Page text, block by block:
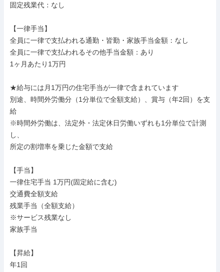
固定残業代：なし
【一律手当】
全員に一律で支払われる通勤・皆勤・家族手当金額：なし
全員に一律で支払われるその他手当金額：あり
1ヶ月あたり1万円
★給与には月1万円の住宅手当が一律で含まれています
別途、時間外労働分（1分単位で全額支給）、賞与（年2回）を支
給
※時間外労働は、法定外・法定休日労働いずれも1分単位で計測
し、
所定の割増率を乗じた金額で支給
【手当】
一律住宅手当 1万円(固定給に含む)
交通費全額支給
残業手当（全額支給）
※サービス残業なし
家族手当
【昇給】
年1回